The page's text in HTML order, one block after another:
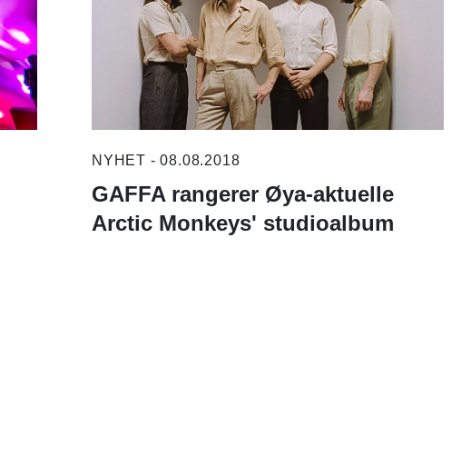
NYHET - 08.08.2018
GAFFA rangerer Øya-aktuelle
Arctic Monkeys' studioalbum